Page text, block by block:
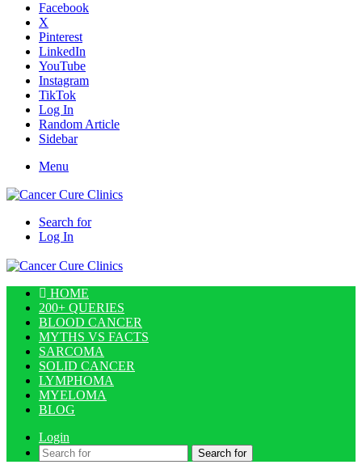
Facebook
X
Pinterest
LinkedIn
YouTube
Instagram
TikTok
Log In
Random Article
Sidebar
Menu
Search for
Log In
HOME
200+ QUERIES
BLOOD CANCER
MYTHS VS FACTS
SARCOMA
SOLID CANCER
LYMPHOMA
MYELOMA
BLOG
Login
Search for